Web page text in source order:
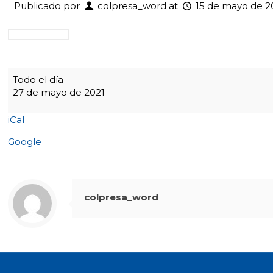
Publicado por colpresa_word at 15 de mayo de
Eucaristía
Pentecostés
Primaria
y
Secundaria
y
consagración
la
Virgen
Todo el día
27 de mayo de 2021
iCal
Google
colpresa_word